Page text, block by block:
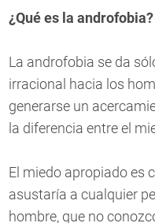
¿Qué es la androfobia?
La androfobia se da
irracional hacia los
generarse un
la diferencia entre el
El miedo apropiado es
asustaría a cualquier
hombre, que no